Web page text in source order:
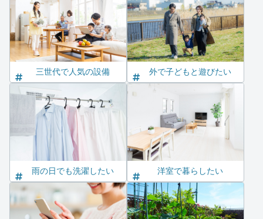
三世代で人気の設備 外で子どもと遊びたい
雨の日でも洗濯したい 洋室で暮らしたい